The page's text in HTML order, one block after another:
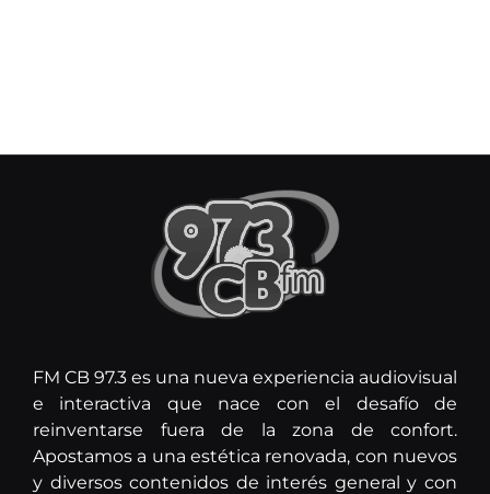
FM CB 97.3 es una nueva experiencia audiovisual
e interactiva que nace con el desafío de
reinventarse fuera de la zona de confort.
Apostamos a una estética renovada, con nuevos
y diversos contenidos de interés general y con